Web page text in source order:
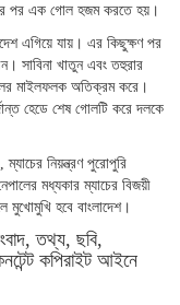
পর এক গোল হজম করতে হয়।
এগিয়ে যায়। এর কিছুক্ষণ পর
সাবিনা খাতুন এবং তহুরার
মাইলফলক অতিক্রম করে।
হেডে শেষ গোলটি করে দলকে
নিয়ন্ত্রণ পুরোপুরি
মধ্যকার ম্যাচের বিজয়ী
মুখোমুখি হবে বাংলাদেশ।
তথ্য, ছবি,
কপিরাইট আইনে